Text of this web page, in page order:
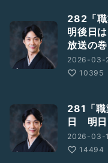
282「
明後日
放送の巻
2026-03-
10395
281「
日 明日
2026-03-
14494